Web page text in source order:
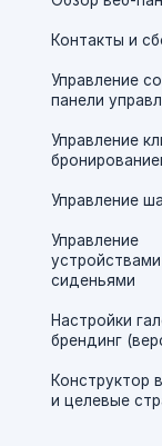
Контакты и
Управление
панели
Управление
Управление
Управление
сиденьями
Настройки
брендинг
Конструктор
и целевые